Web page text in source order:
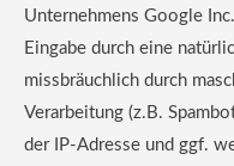
Unternehmens Google
Eingabe durch eine
missbräuchlich durch
Verarbeitung (z.B.
der IP-Adresse und ggf.